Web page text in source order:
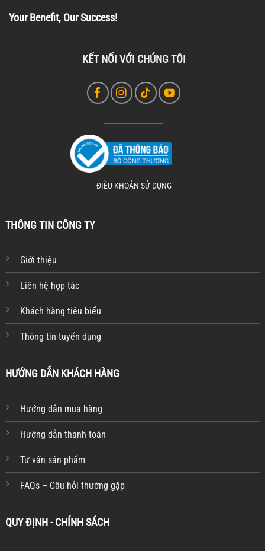
Your Benefit, Our Success!
KẾT NỐI VỚI CHÚNG TÔI
ĐIỀU KHOẢN SỬ DỤNG
THÔNG TIN CÔNG TY
Giới thiệu
Liên hệ hợp tác
Khách hàng tiêu biểu
Thông tin tuyển dụng
HƯỚNG DẪN KHÁCH HÀNG
Hướng dẫn mua hàng
Hướng dẫn thanh toán
Tư vấn sản phẩm
FAQs – Câu hỏi thường gặp
QUY ĐỊNH - CHÍNH SÁCH